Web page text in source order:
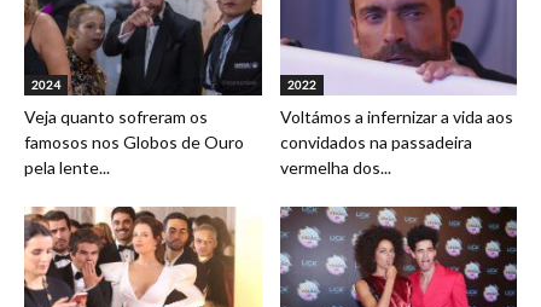
2024
Veja quanto sofreram os
famosos nos Globos de Ouro
pela lente...
2022
Voltámos a infernizar a vida aos
convidados na passadeira
vermelha dos...